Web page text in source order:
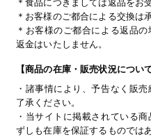
＊お客様のご都合による交換は
＊お客様のご都合による返品
返金はいたしません。
【商品の在庫・販売状況につい
・諸事情により、予告なく販
了承ください。
・当サイトに掲載されている
ずしも在庫を保証するものでは